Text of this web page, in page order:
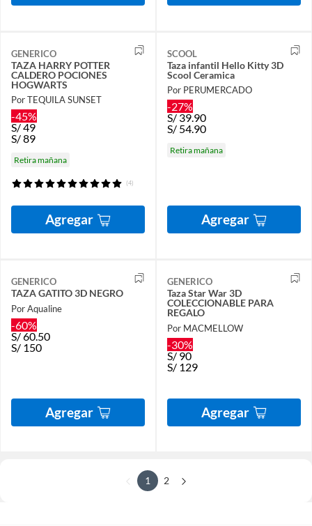
GENERICO
TAZA HARRY POTTER
CALDERO POCIONES
HOGWARTS
Por TEQUILA SUNSET
-45%
S/49
S/89
Retira mañana
(4)
Agregar
SCOOL
Taza infantil Hello Kitty 3D
Scool Ceramica
Por PERUMERCADO
-27%
S/ 39.90
S/ 54.90
Retira mañana
Agregar
GENERICO
TAZA GATITO 3D NEGRO
Por Aqualine
-60%
S/60.50
S/ 150
Agregar
GENERICO
Taza Star War 3D
COLECCIONABLE PARA
REGALO
Por MACMELLOW
-30%
S/90
S/ 129
Agregar
1 2